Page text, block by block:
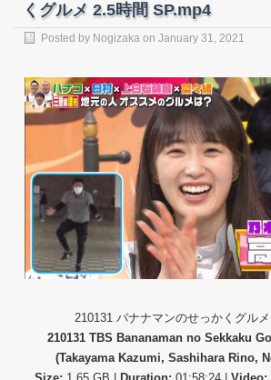
くグルメ 2.5時間 SP.mp4
Posted by Nogizaka on January 31, 2021
210131 バナナマンのせっかくグル
210131 TBS Bananaman no Sekkaku
(Takayama Kazumi, Sashihara Rino,